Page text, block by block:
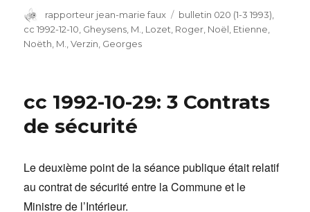
Auteur
rapporteur jean-marie faux Catégories
bulletin 020 (1-3 1993)
cc 1992-12-10 Gheysens, M. Lozet, Roger Noël, Etienne
Noëth, M.
,Verzin, Georges
cc 1992-10-29: 3 Contrats
de sécurité
Le deuxième point de la séance publique était relatif
au contrat de sécurité entre la Commune et le
Ministre de l’Intérieur.